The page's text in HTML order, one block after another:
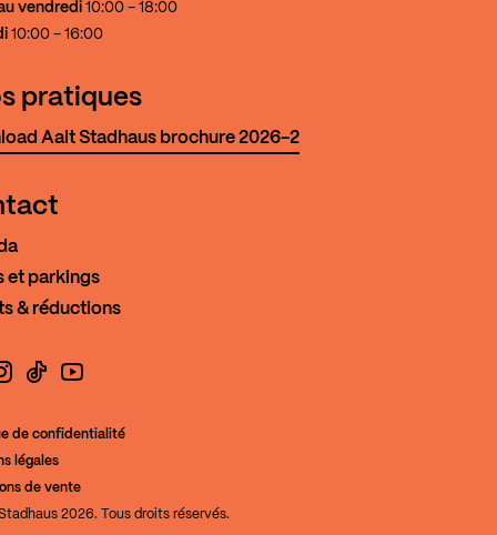
vendredi 10:00 - 18:00
10:00 - 16:00
pratiques
Aalt Stadhaus brochure 2026-2
et parkings
& réductions
de confidentialité
légales
de vente
2026. Tous droits réservés.
la Culture